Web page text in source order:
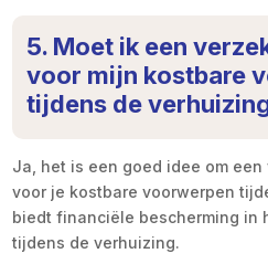
5. Moet ik een
voor mijn kostbare
tijdens de
Ja, het is een goed idee om
voor je kostbare voorwerpen
biedt financiële bescherming in
tijdens de verhuizing.